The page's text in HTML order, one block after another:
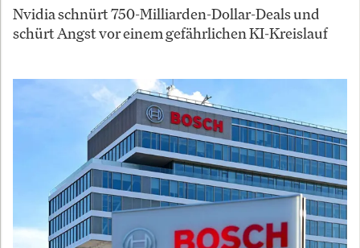
Nvidia schnürt 750-Milliarden-Dollar-Deals und
schürt Angst vor einem gefährlichen KI-Kreislauf